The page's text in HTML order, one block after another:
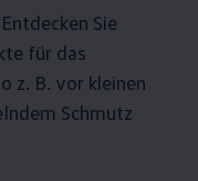
Sie
für das
z. B. vor kleinen
Schmutz